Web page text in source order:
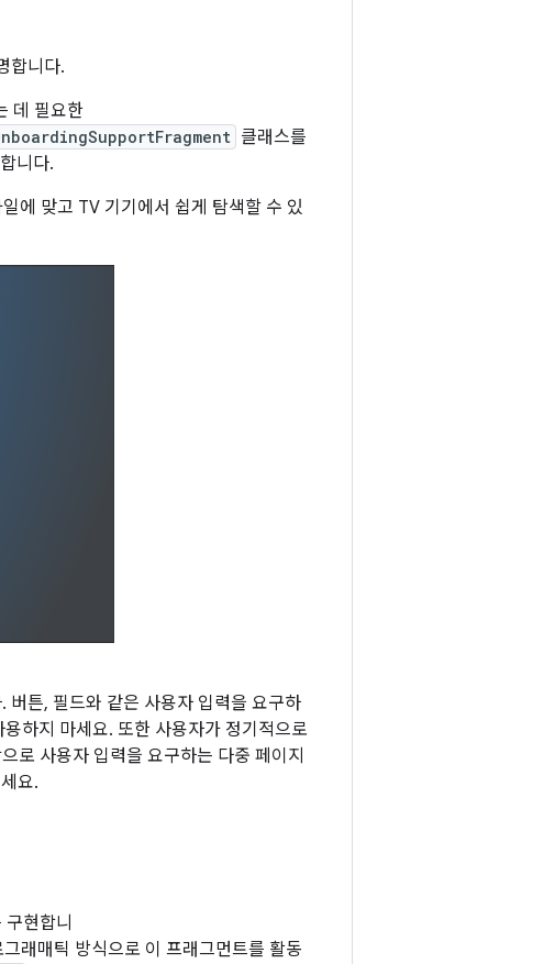
합니다.
데 필요한
클래스를
니다.
에 맞고 TV 기기에서 쉽게 탐색할 수 있
버튼, 필드와 같은 사용자 입력을 요구하
용하지 마세요. 또한 사용자가 정기적으로
로 사용자 입력을 요구하는 다중 페이지
요.
현합니
래매틱 방식으로 이 프래그먼트를 활동